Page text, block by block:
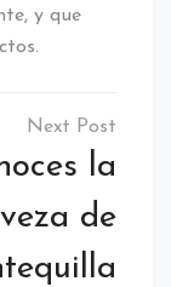
y que
la
de